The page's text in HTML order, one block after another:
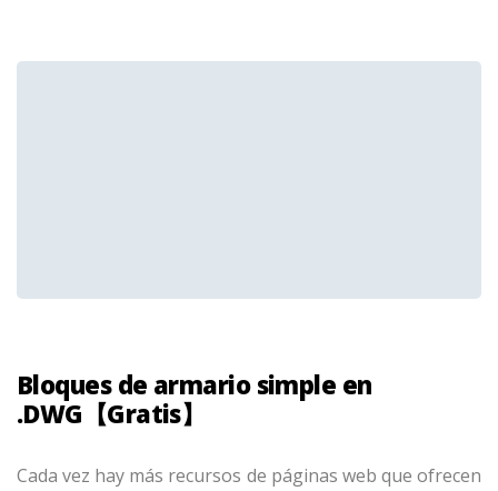
Bloques de armario simple en
.DWG【Gratis】
Cada vez hay más recursos de páginas web que ofrecen